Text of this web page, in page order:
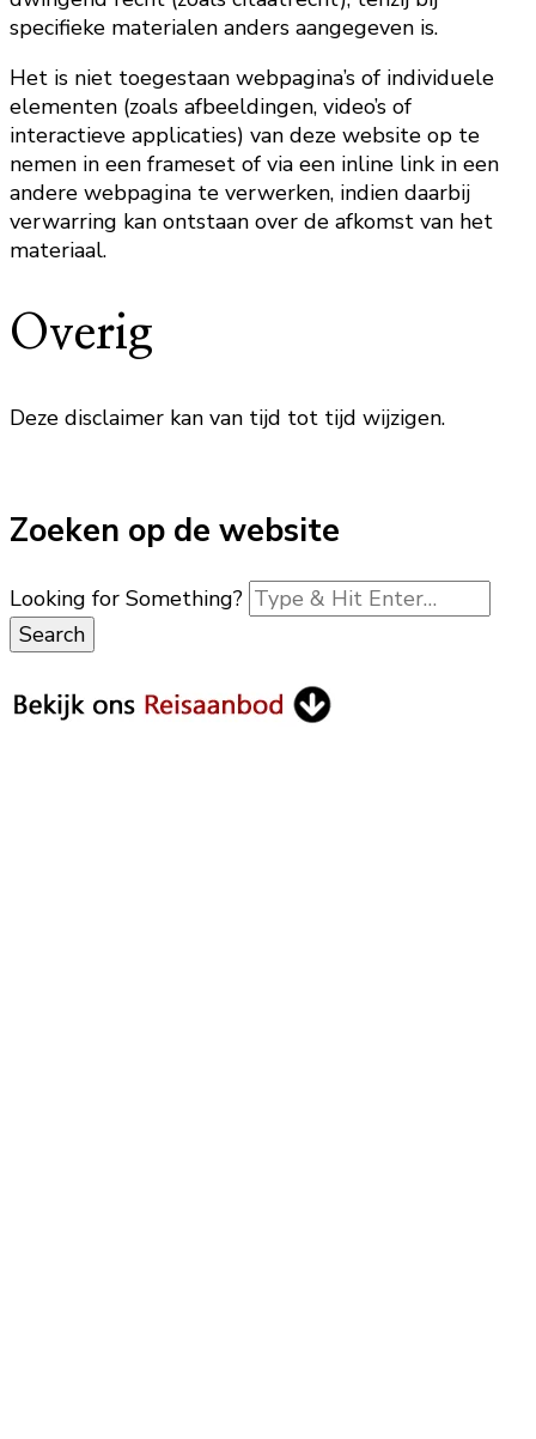
specifieke materialen anders aangegeven is.
Het is niet toegestaan webpagina’s of individuele
elementen (zoals afbeeldingen, video’s of
interactieve applicaties) van deze website op te
nemen in een frameset of via een inline link in een
andere webpagina te verwerken, indien daarbij
verwarring kan ontstaan over de afkomst van het
materiaal.
Overig
Deze disclaimer kan van tijd tot tijd wijzigen.
Zoeken op de website
Looking for Something?